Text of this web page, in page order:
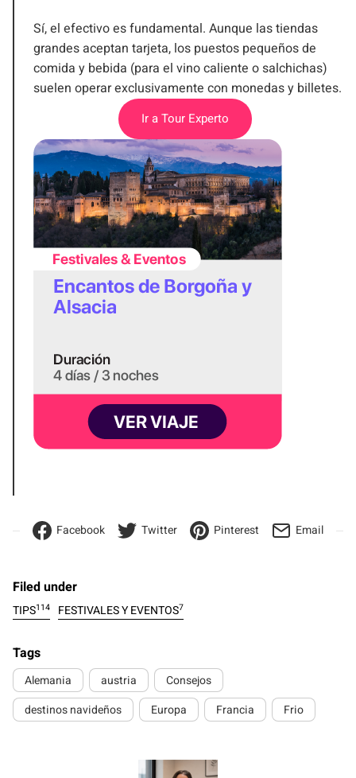
Sí, el efectivo es fundamental. Aunque las tiendas
grandes aceptan tarjeta, los puestos pequeños de
comida y bebida (para el vino caliente o salchichas)
suelen operar exclusivamente con monedas y billetes.
Ir a Tour Experto
Facebook Twitter Pinterest Email
Filed under
TIPS114 FESTIVALES Y EVENTOS7
Tags
Alemania austria
Consejos
destinos navideños
Europa Francia Frio